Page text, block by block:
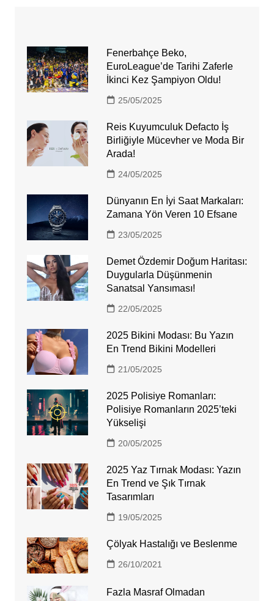
Fenerbahçe Beko,
EuroLeague’de Tarihi Zaferle
İkinci Kez Şampiyon Oldu!
25/05/2025
Reis Kuyumculuk Defacto İş
Birliğiyle Mücevher ve Moda Bir
Arada!
24/05/2025
Dünyanın En İyi Saat Markaları:
Zamana Yön Veren 10 Efsane
23/05/2025
Demet Özdemir Doğum Haritası:
Duygularla Düşünmenin
Sanatsal Yansıması!
22/05/2025
2025 Bikini Modası: Bu Yazın
En Trend Bikini Modelleri
21/05/2025
2025 Polisiye Romanları:
Polisiye Romanların 2025’teki
Yükselişi
20/05/2025
2025 Yaz Tırnak Modası: Yazın
En Trend ve Şık Tırnak
Tasarımları
19/05/2025
Çölyak Hastalığı ve Beslenme
26/10/2021
Fazla Masraf Olmadan